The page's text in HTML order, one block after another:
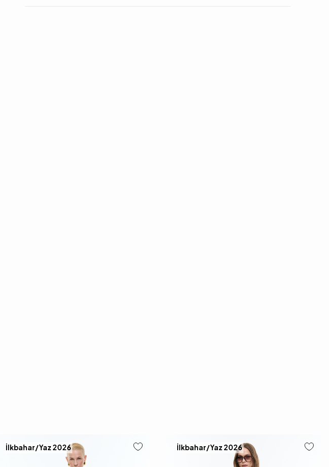
İlkbahar/Yaz 2026 İlkbahar/Yaz 2026